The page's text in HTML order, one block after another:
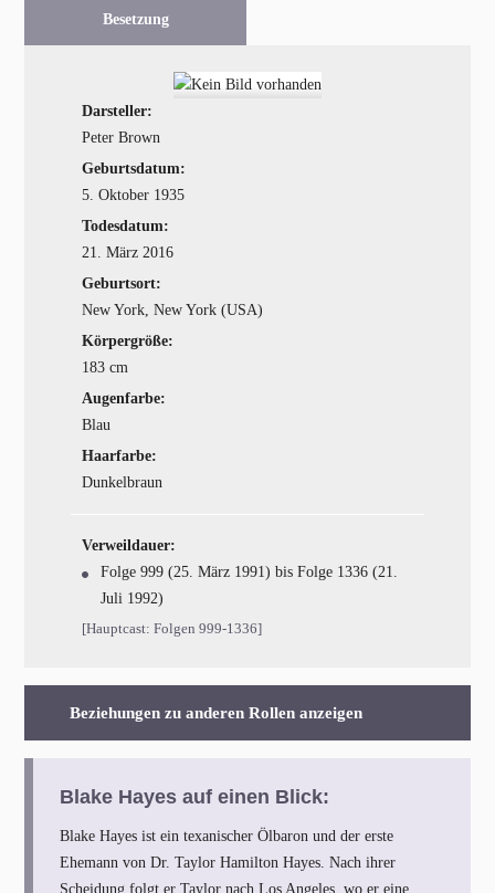
Besetzung
Darsteller:
Peter Brown
Geburtsdatum:
5. Oktober 1935
Todesdatum:
21. März 2016
Geburtsort:
New York, New York (USA)
Körpergröße:
183 cm
Augenfarbe:
Blau
Haarfarbe:
Dunkelbraun
Verweildauer:
Folge 999 (25. März 1991) bis Folge 1336 (21.
Juli 1992)
[Hauptcast: Folgen 999-1336]
Beziehungen zu anderen Rollen anzeigen
Blake Hayes auf einen Blick:
Blake Hayes ist ein texanischer Ölbaron und der erste
Ehemann von Dr. Taylor Hamilton Hayes. Nach ihrer
Scheidung folgt er Taylor nach Los Angeles, wo er eine